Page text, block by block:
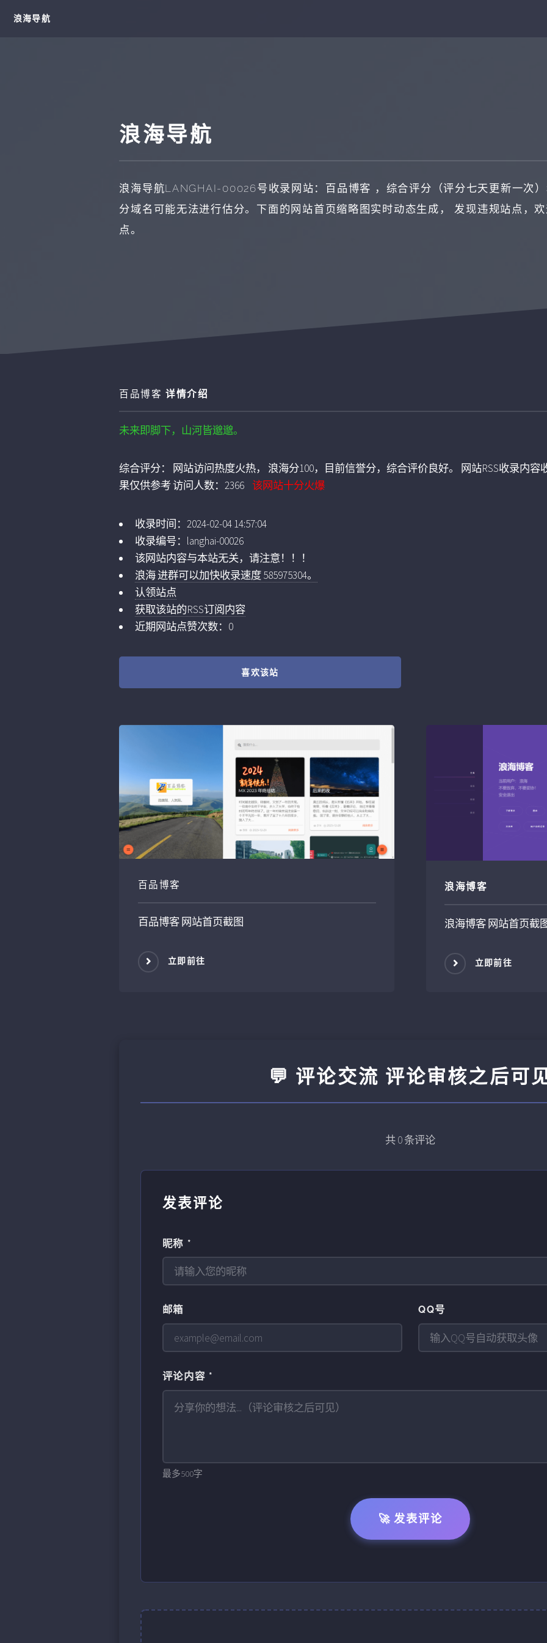
浪海导航
浪海导航
浪海导航LANGHAI-00026号收录网站： 百品博客 ，综合评分（评分七天更新一次
分域名可能无法进行估分。下面的网站首页缩略图实时动态生成， 发现违规站点，
点。
百品博客 详情介绍
未来即脚下，山河皆邈邈。
综合评分：
网站访问热度火热， 浪海分100，目前信誉分，综合评价良好。 网站RSS收录内容
果仅供参考访问人数：2366 该网站十分火爆
收录时间：2024-02-04 14:57:04
收录编号： langhai-00026
该网站内容与本站无关，请注意！！！
浪海 进群可以加快收录速度 585975304。
认领站点
获取该站的RSS订阅内容
近期网站点赞次数：0
喜欢该站
百品博客
百品博客网站首页截图
立即前往
浪海博客
浪海博客 网站首页截
立即前往
💬 评论交流 评论审核之后可
共0条评论
发表评论
昵称 *
邮箱 QQ号
评论内容 *
最多500字
🚀 发表评论